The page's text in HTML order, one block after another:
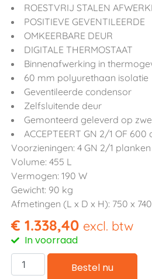
ROESTVRIJ STALEN
POSITIEVE GEVENTILEERDE
OMKEERBARE DEUR
DIGITALE THERMOSTAAT
Binnenafwerking in
60 mm polyurethaan isolatie
Geventileerde condensor
Zelfsluitende deur
Gemonteerd geleverd op
ACCEPTEERT GN 2/1 OF
Voorzieningen: 4 GN 2/1
Volume: 455 L
Vermogen: 190 W
Gewicht: 90 kg
Afmetingen (L x D x H): 750 x
€ 1.338,40 excl. btw
In voorraad
Bestel nu